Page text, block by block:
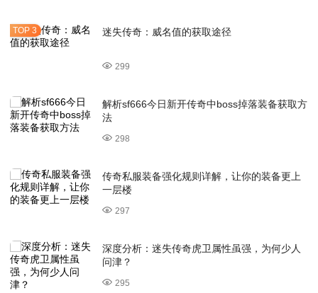
迷失传奇：威名值的获取途径
299
解析sf666今日新开传奇中boss掉落装备获取方
法
298
传奇私服装备强化规则详解，让你的装备更上
一层楼
297
深度分析：迷失传奇虎卫属性虽强，为何少人
问津？
295